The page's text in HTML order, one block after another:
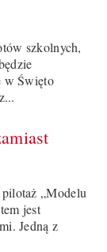
szkolnych,
w Święto
„Modelu
jest
Jedną z